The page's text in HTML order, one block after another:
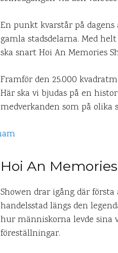
En punkt kvarstår på
gamla stadsdelarna. Med
ska snart Hoi An Memories
Framför den 25.000
Här ska vi bjudas på en
medverkanden som på olika
Hoi An
Showen drar igång där
handelsstad längs den
hur människorna levde sina
föreställningar.